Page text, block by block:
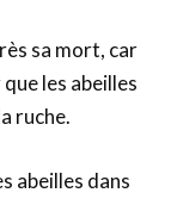
sa mort, car
les abeilles
ruche.
abeilles dans